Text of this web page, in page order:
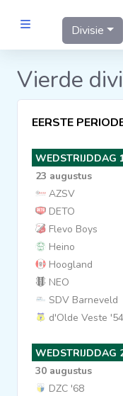
Clubs
Voetbalpiramide
Links
VROUWEN
Wedstrijden
Divisie
Vierde
EERSTE
WEDSTRIJDDAG
23 augustus
AZSV
DETO
Flevo Boys
Heino
Hoogland
NEO
SDV Barneveld
d'Olde Veste '54
WEDSTRIJDDAG
30 augustus
DZC '68